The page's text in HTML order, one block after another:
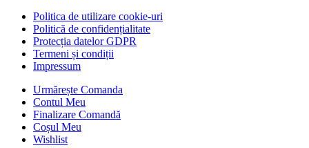
Politica de utilizare cookie-uri
Politică de confidențialitate
Protecția datelor GDPR
Termeni și condiții
Impressum
Urmărește Comanda
Contul Meu
Finalizare Comandă
Coșul Meu
Wishlist